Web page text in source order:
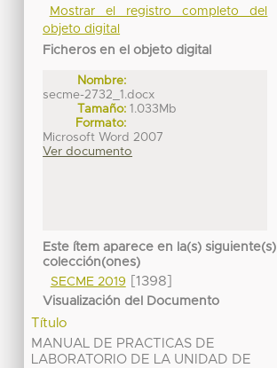
Mostrar el registro completo del
objeto digital
Ficheros en el objeto digital
Nombre:
secme-2732_1.docx
Tamaño: 1.033Mb
Formato:
Microsoft Word 2007
Ver documento
Este ítem aparece en la(s) siguiente(s)
colección(ones)
SECME 2019
[1398]
Visualización del Documento
Título
MANUAL DE PRACTICAS DE
LABORATORIO DE LA UNIDAD DE